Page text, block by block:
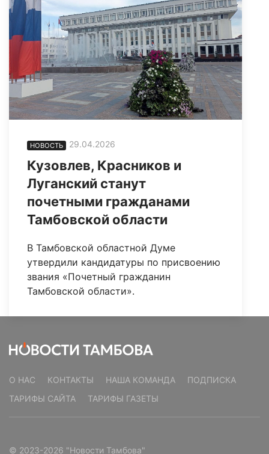
НОВОСТЬ 29.04.2026
Кузовлев, Красников и
Луганский станут
почетными гражданами
Тамбовской области
В Тамбовской областной Думе
утвердили кандидатуры по присвоению
звания «Почетный гражданин
Тамбовской области».
О НАС КОНТАКТЫ НАША КОМАНДА
ПОДПИСКА
ТАРИФЫ САЙТА
ТАРИФЫ ГАЗЕТЫ
© 2023-2026 "Новости Тамбова"